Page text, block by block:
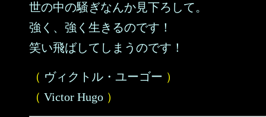
世の中の騒ぎなんか見下ろして。
強く、強く生きるのです！
笑い飛ばしてしまうのです！
（ ヴィクトル・ユーゴー ）
（ Victor Hugo ）